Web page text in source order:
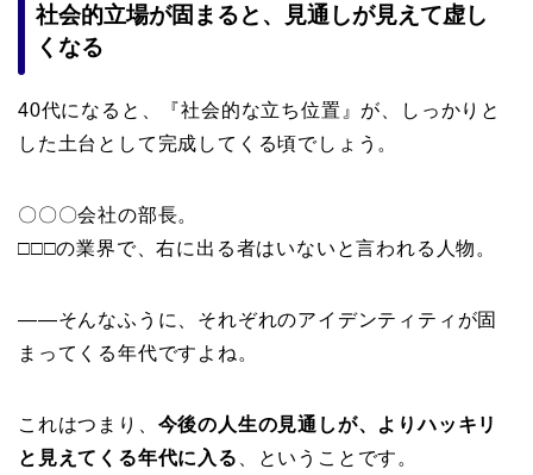
社会的立場が固まると、見通しが見えて虚し
くなる
40代になると、『社会的な立ち位置』 が、しっかりと
した土台として完成してくる頃でしょう。
〇〇〇会社の部長。
□□□の業界で、右に出る者はいないと言われる人物。
——そんなふうに、 それぞれのアイデンティティ が固
まってくる年代ですよね。
これはつまり、 今後の人生の見通しが、よりハッキリ
と見えてくる年代に入る 、ということです。